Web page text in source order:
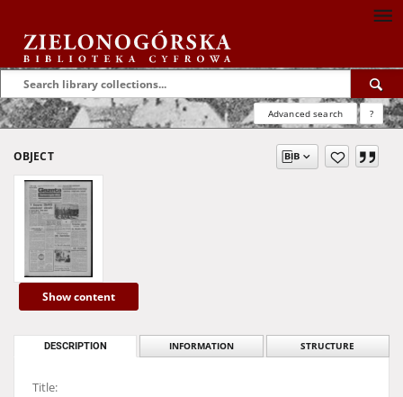
Advanced search ?
OBJECT
Show content
DESCRIPTION INFORMATION STRUCTURE
Title: